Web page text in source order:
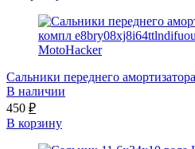
Сальники переднего
В наличии
450 ₽
В корзину